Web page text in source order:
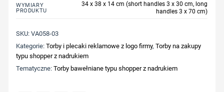
WYMIARY
PRODUKTU
34 x 38 x 14 cm (short handles 3 x 30 cm, long
handles 3 x 70 cm)
SKU:VA058-03
Kategorie:Torby i plecaki reklamowe z logo firmy,Torby na zakupy
typu shopper z nadrukiem
Tematyczne:Torby bawełniane typu shopper z nadrukiem